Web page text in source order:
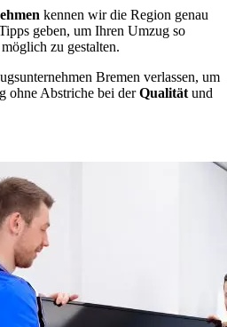
kennen wir die Region genau
geben, um Ihren Umzug so
zu gestalten.
Bremen verlassen, um
ohne Abstriche bei derQualität und